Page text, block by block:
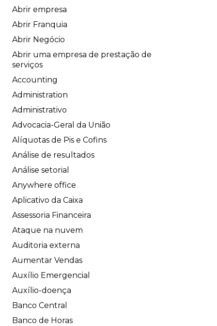
Abrir empresa
Abrir Franquia
Abrir Negócio
Abrir uma empresa de prestação de
serviços
Accounting
Administration
Administrativo
Advocacia-Geral da União
Alíquotas de Pis e Cofins
Análise de resultados
Análise setorial
Anywhere office
Aplicativo da Caixa
Assessoria Financeira
Ataque na nuvem
Auditoria externa
Aumentar Vendas
Auxílio Emergencial
Auxílio-doença
Banco Central
Banco de Horas